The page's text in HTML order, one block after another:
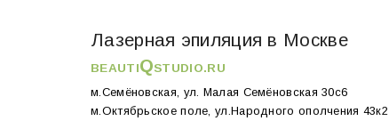
Лазерная эпиляция в Москве
BEAUTIQSTUDIO.RU
м.Семёновская, ул. Малая Семёновская 30с6
м.Октябрьское поле, ул.Народного ополчения 43к2